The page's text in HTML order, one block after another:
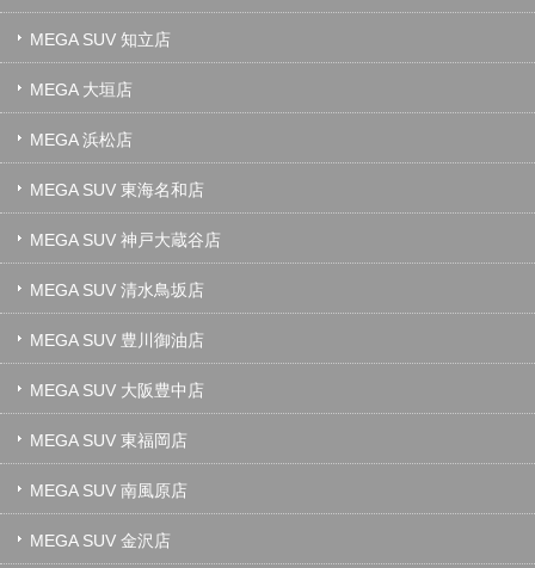
MEGA SUV 知立店
MEGA 大垣店
MEGA 浜松店
MEGA SUV 東海名和店
MEGA SUV 神戸大蔵谷店
MEGA SUV 清水鳥坂店
MEGA SUV 豊川御油店
MEGA SUV 大阪豊中店
MEGA SUV 東福岡店
MEGA SUV 南風原店
MEGA SUV 金沢店